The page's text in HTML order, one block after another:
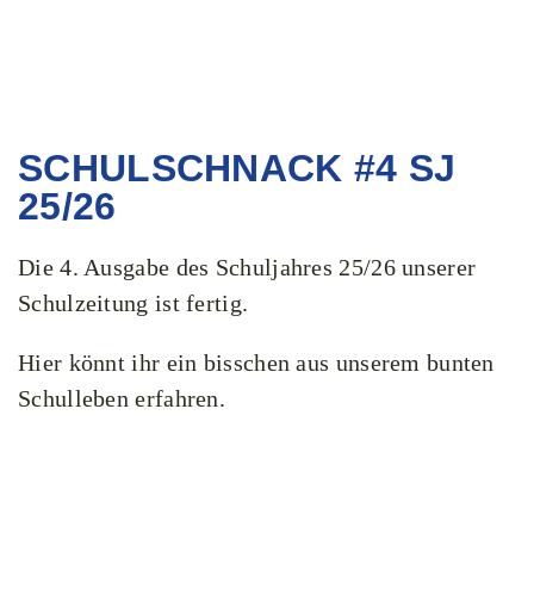
SCHULSCHNACK #4 SJ
25/26
Die 4. Ausgabe des Schuljahres 25/26 unserer
Schulzeitung ist fertig.
Hier könnt ihr ein bisschen aus unserem bunten
Schulleben erfahren.